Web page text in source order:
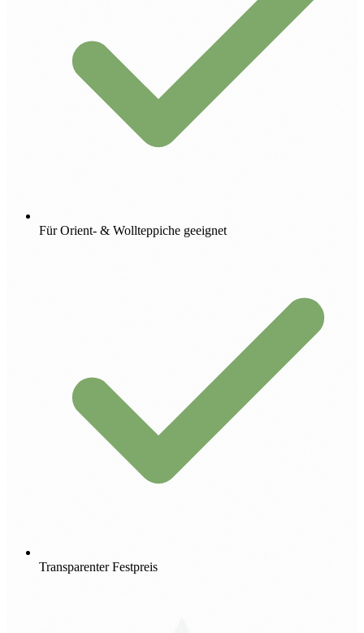
Für Orient- & Wollteppiche geeignet
Transparenter Festpreis